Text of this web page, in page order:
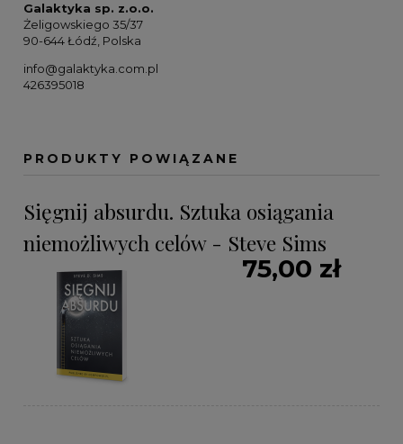
Galaktyka sp. z.o.o.
Żeligowskiego 35/37
90-644 Łódź, Polska
info@galaktyka.com.pl
426395018
PRODUKTY POWIĄZANE
Sięgnij absurdu. Sztuka osiągania
niemożliwych celów - Steve Sims
75,00 zł